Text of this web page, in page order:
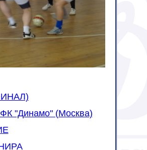
"Динамо" (Москва)